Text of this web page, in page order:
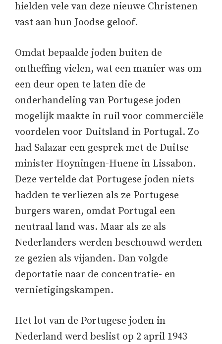
hielden vele van deze nieuwe Christenen
vast aan hun Joodse geloof.
Omdat bepaalde joden buiten de
ontheffing vielen, wat een manier was om
een deur open te laten die de
onderhandeling van Portugese joden
mogelijk maakte in ruil voor commerciële
voordelen voor Duitsland in Portugal. Zo
had Salazar een gesprek met de Duitse
minister Hoyningen-Huene in Lissabon.
Deze vertelde dat Portugese joden niets
hadden te verliezen als ze Portugese
burgers waren, omdat Portugal een
neutraal land was. Maar als ze als
Nederlanders werden beschouwd werden
ze gezien als vijanden. Dan volgde
deportatie naar de concentratie- en
vernietigingskampen.
Het lot van de Portugese joden in
Nederland werd beslist op 2 april 1943